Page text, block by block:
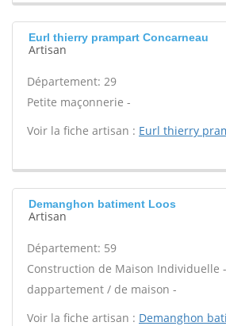
Eurl thierry prampart Concarneau
Artisan
Département: 29
Petite maçonnerie -
Voir la fiche artisan : Eurl thierry
Demanghon batiment Loos
Artisan
Département: 59
Construction de Maison Individuelle
dappartement / de maison -
Voir la fiche artisan : Demanghon